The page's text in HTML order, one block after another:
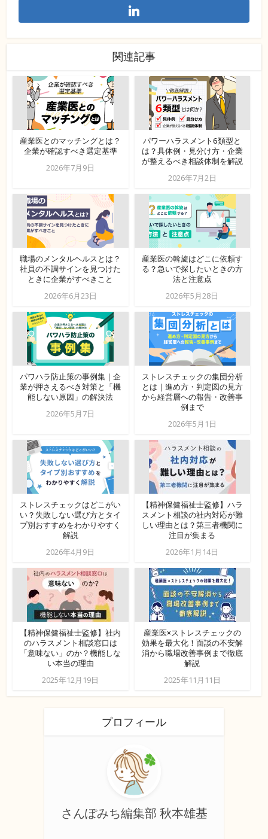
関連記事
産業医とのマッチングとは？
企業が確認すべき選定基準
2026年7月9日
パワーハラスメント6類型と
は？具体例・見分け方・企業
が整えるべき相談体制を解説
2026年7月2日
職場のメンタルヘルスとは？
社員の不調サインを見つけた
ときに企業がすべきこと
2026年6月23日
産業医の斡旋はどこに依頼す
る？急いで探したいときの方
法と注意点
2026年5月28日
パワハラ防止策の事例集｜企
業が押さえるべき対策と「機
能しない原因」の解決法
2026年5月7日
ストレスチェックの集団分析
とは｜進め方・判定図の見方
から経営層への報告・改善事
例まで
2026年5月1日
ストレスチェックはどこがい
い？失敗しない選び方とタイ
プ別おすすめをわかりやすく
解説
2026年4月9日
【精神保健福祉士監修】ハラ
スメント相談の社内対応が難
しい理由とは？第三者機関に
注目が集まる
2026年1月14日
【精神保健福祉士監修】社内
のハラスメント相談窓口は
「意味ない」のか？機能しな
い本当の理由
2025年12月19日
産業医×ストレスチェックの
効果を最大化！面談の不安解
消から職場改善事例まで徹底
解説
2025年11月11日
プロフィール
さんぽみち編集部 秋本雄基